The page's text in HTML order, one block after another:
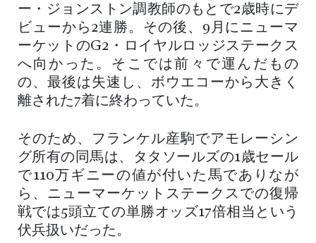
ー・ジョンストン調教師のもとで2歳時にデ
ビューから2連勝。その後、9月にニューマ
ーケットのG2・ロイヤルロッジステークス
へ向かった。そこでは前々で運んだもの
の、最後は失速し、ボウエコーから大きく
離された7着に終わっていた。
そのため、フランケル産駒でアモレーシン
グ所有の同馬は、タタソールズの1歳セール
で110万ギニーの値が付いた馬でありなが
ら、ニューマーケットステークスでの復帰
戦では5頭立ての単勝オッズ17倍相当という
伏兵扱いだった。